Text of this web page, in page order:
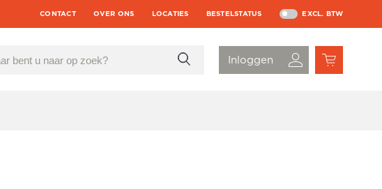
CONTACT OVER ONS LOCATIES BESTELSTATUS EXCL. BTW